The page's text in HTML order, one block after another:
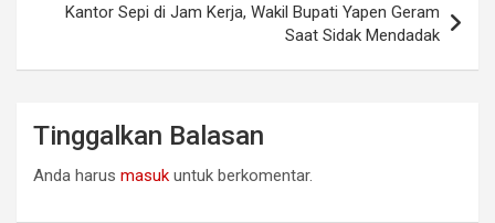
Kantor Sepi di Jam Kerja, Wakil Bupati Yapen Geram
Saat Sidak Mendadak
Tinggalkan Balasan
Anda harus masuk untuk berkomentar.